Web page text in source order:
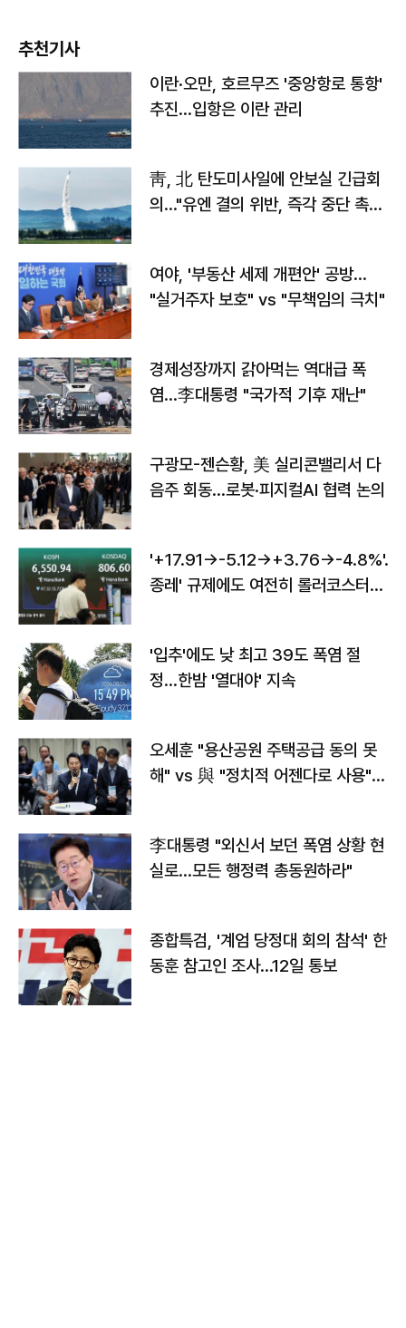
추천기사
이란·오만, 호르무즈 '중앙항로 통항'
추진…입항은 이란 관리
靑, 北 탄도미사일에 안보실 긴급회
의…"유엔 결의 위반, 즉각 중단 촉
여야, '부동산 세제 개편안' 공방…
"실거주자 보호" vs "무책임의 극치"
경제성장까지 갉아먹는 역대급 폭
염…李대통령 "국가적 기후 재난"
구광모-젠슨황, 美 실리콘밸리서 다
음주 회동…로봇·피지컬AI 협력 논의
'+17.91→-5.12→+3.76→-4.8%'…'
종레' 규제에도 여전히 롤러코스터
'입추'에도 낮 최고 39도 폭염 절
정…한밤 '열대야' 지속
오세훈 "용산공원 주택공급 동의 못
해" vs 與 "정치적 어젠다로 사용"
李대통령 "외신서 보던 폭염 상황 현
실로…모든 행정력 총동원하라"
종합특검, '계엄 당정대 회의 참석' 한
동훈 참고인 조사...12일 통보